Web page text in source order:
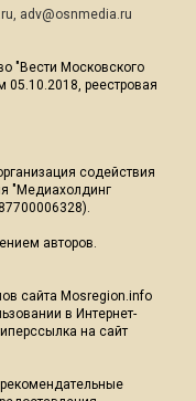
, adv@osnmedia.ru
"Вести Московского
05.10.2018, реестровая
содействия
"Медиахолдинг
авторов.
сайта Mosregion.info
в Интернет-
на сайт